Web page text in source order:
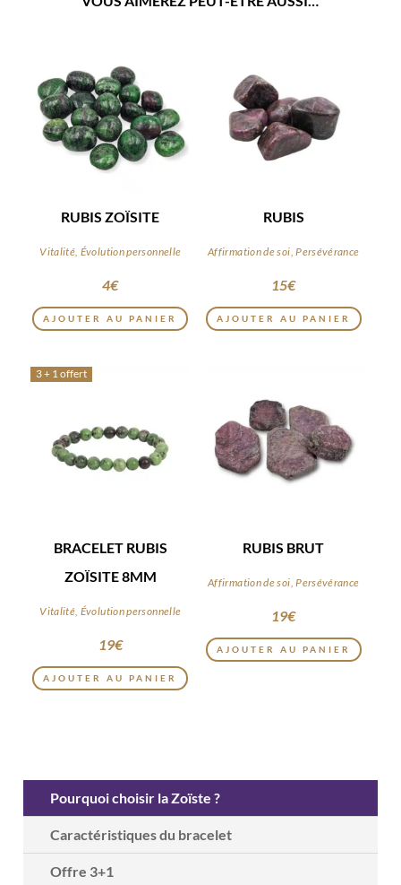
RUBIS ZOÏSITE
Vitalité, Évolution personnelle
4€
AJOUTER AU PANIER
RUBIS
Affirmation de soi, Persévérance
15€
AJOUTER AU PANIER
3 + 1 offert
BRACELET RUBIS
ZOÏSITE 8MM
Vitalité, Évolution personnelle
19€
AJOUTER AU PANIER
RUBIS BRUT
Affirmation de soi, Persévérance
19€
AJOUTER AU PANIER
Pourquoi choisir la Zoïste ?
Caractéristiques du bracelet
Offre 3+1